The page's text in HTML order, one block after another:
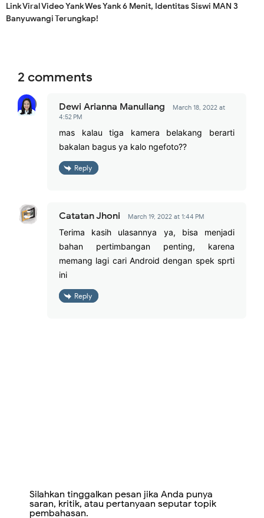
Link Viral Video Yank Wes Yank 6 Menit, Identitas Siswi MAN 3
Banyuwangi Terungkap!
2 comments
Dewi Arianna Manullang
March 18, 2022 at
4:52 PM
mas kalau tiga kamera belakang berarti
bakalan bagus ya kalo ngefoto??
Reply
Catatan Jhoni March 19, 2022 at 1:44 PM
Terima kasih ulasannya ya, bisa menjadi
bahan pertimbangan penting, karena
memang lagi cari Android dengan spek sprti
ini
Reply
Silahkan tinggalkan pesan jika Anda punya
saran, kritik, atau pertanyaan seputar topik
pembahasan.